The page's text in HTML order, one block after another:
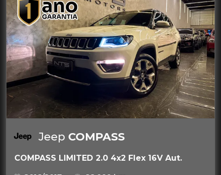
Jeep COMPASS
COMPASS LIMITED 2.0 4x2 Flex 16V Aut.